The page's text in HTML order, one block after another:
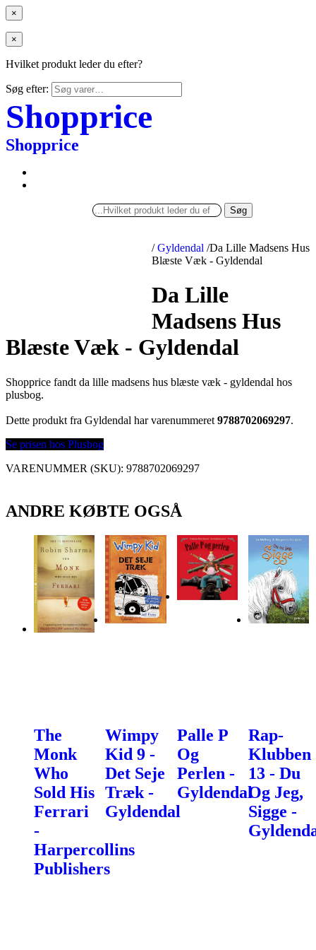
×
×
Hvilket produkt leder du efter?
Søg efter:
Shopprice
Shopprice
Søg
/ Gyldendal /Da Lille Madsens Hus
Blæste Væk - Gyldendal
Da Lille
Madsens Hus
Blæste Væk - Gyldendal
Shopprice fandt da lille madsens hus blæste væk - gyldendal hos
plusbog.
Dette produkt fra Gyldendal har varenummeret 9788702069297.
Se prisen hos Plusbog
VARENUMMER (SKU): 9788702069297
ANDRE KØBTE OGSÅ
The
Monk
Who
Sold His
Ferrari
-
Harpercollins
Publishers
Wimpy
Kid 9 -
Det Seje
Træk -
Gyldendal
Palle P
Og
Perlen -
Gyldendal
Rap-
Klubben
13 - Du
Og Jeg,
Sigge -